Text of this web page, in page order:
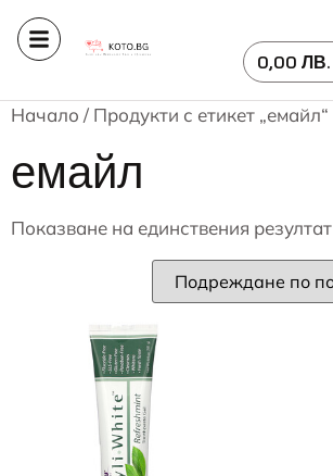
0,00 ЛВ.
Начало / Продукти с етикет „емайл“
емайл
Показване на единствения резултат